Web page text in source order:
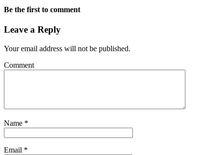
Be the first to comment
Leave a Reply
Your email address will not be published.
Comment
Name *
Email *